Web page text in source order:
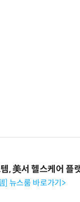
, 美서 헬스케어
] 뉴스룸 바로가기>